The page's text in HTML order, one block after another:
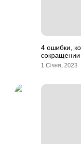
4 ошибки,
сокращении
1 Січня, 2023